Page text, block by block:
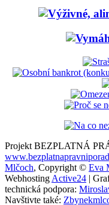
Projekt BEZPLATNÁ
Mlčoch, Copyright © Eva
Webhosting Active24 |
technická podpora:
Navštivte také: